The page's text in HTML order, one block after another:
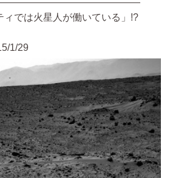
ィでは火星人が働いている」!?
1/29